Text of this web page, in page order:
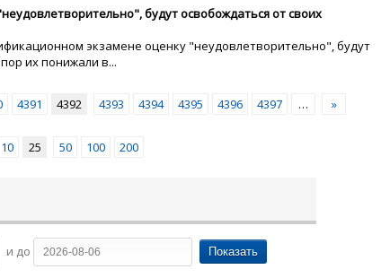
будут освобождаться от своих
экзамене оценку "неудовлетворительно", будут
их понижали в...
4391 4392 4393 4394 4395 4396 4397 … »
10 25 50 100 200
и до